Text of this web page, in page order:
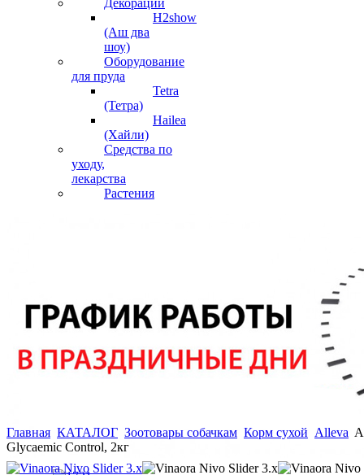
Декорации
H2show
(Аш два
шоу)
Оборудование
для пруда
Tetra
(Тетра)
Hailea
(Хайли)
Средства по
уходу,
лекарства
Растения
Главная КАТАЛОГ Зоотовары собачкам Корм сухой Alleva
Glycaemic Control, 2кг